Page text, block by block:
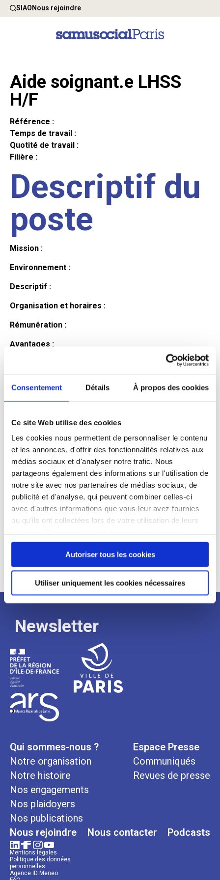
Consentement Détails À propos des cookies
Ce site Web utilise des cookies
Les cookies nous permettent de personnaliser le contenu
et les annonces, d'offrir des fonctionnalités relatives aux
médias sociaux et d'analyser notre trafic. Nous
partageons également des informations sur l'utilisation de
notre site avec nos partenaires de médias sociaux, de
publicité et d'analyse, qui peuvent combiner celles-ci
avec d'autres informations que vous leur avez fournies
ou qu'ils ont collectées lors de votre utilisation de leurs
continuez à utiliser notre site Web.
Autoriser tous les cookies
Utiliser uniquement les cookies nécessaires
SIAONous rejoindre
Aide soignant.e LHSS
H/F
Référence :
Temps de travail :
Quotité de travail :
Filière :
Descriptif du
poste
Mission :
Environnement :
Descriptif :
Organisation et horaires :
Rémunération :
Avantages :
Profil du
candidat
Qualifications et diplômes :
Profil recherché :
Expérience :
Processus
de
recrutement
Newsletter
Qui sommes-nous ?
Notre organisation
Notre histoire
Nos engagements
Nos plaidoyers
Nos publications
Espace Presse
Communiqués
Revues de presse
Nous rejoindre Nous contacter Podcasts
Mentions légales
Politique des données
personnelles
Agence ID Meneo